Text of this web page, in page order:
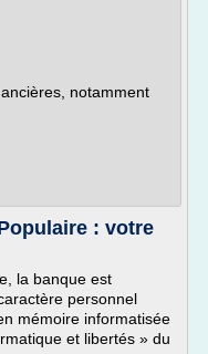
notamment
: votre
la banque est
personnel
mémoire informatisée
et libertés » du